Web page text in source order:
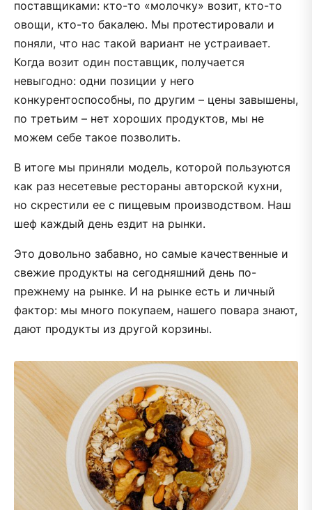
поставщиками: кто-то «молочку» возит, кто-то
овощи, кто-то бакалею. Мы протестировали и
поняли, что нас такой вариант не устраивает.
Когда возит один поставщик, получается
невыгодно: одни позиции у него
конкурентоспособны, по другим – цены завышены,
по третьим – нет хороших продуктов, мы не
можем себе такое позволить.
В итоге мы приняли модель, которой пользуются
как раз несетевые рестораны авторской кухни,
но скрестили ее с пищевым производством. Наш
шеф каждый день ездит на рынки.
Это довольно забавно, но самые качественные и
свежие продукты на сегодняшний день по-
прежнему на рынке. И на рынке есть и личный
фактор: мы много покупаем, нашего повара знают,
дают продукты из другой корзины.